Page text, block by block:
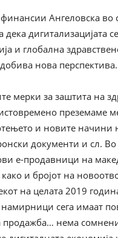
Ангеловска во
дигитализацијата
и глобална
нова перспектива.
мерки за заштита на
преземаме
и новите начини
документи и сл. Во
е-продавници на
како и бројот на
на целата 2019
сега имаат
продажба… нема